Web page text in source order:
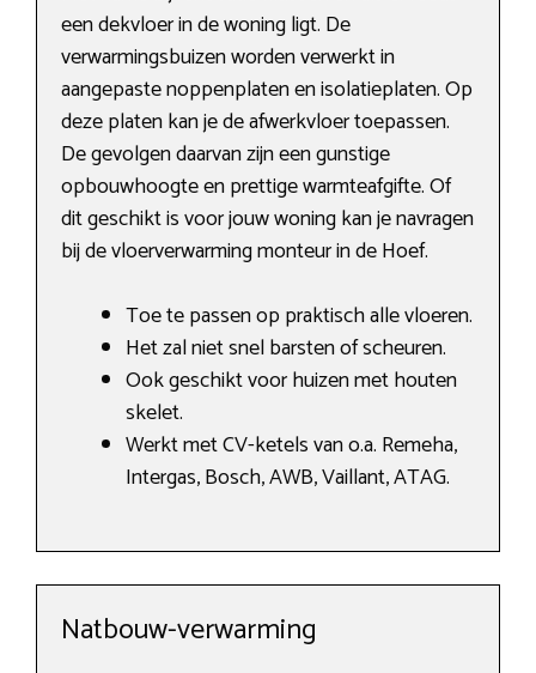
een dekvloer in de woning ligt. De
verwarmingsbuizen worden verwerkt in
aangepaste noppenplaten en isolatieplaten. Op
deze platen kan je de afwerkvloer toepassen.
De gevolgen daarvan zijn een gunstige
opbouwhoogte en prettige warmteafgifte. Of
dit geschikt is voor jouw woning kan je navragen
bij de vloerverwarming monteur in de Hoef.
Toe te passen op praktisch alle vloeren.
Het zal niet snel barsten of scheuren.
Ook geschikt voor huizen met houten
skelet.
Werkt met CV-ketels van o.a. Remeha,
Intergas, Bosch, AWB, Vaillant, ATAG.
Natbouw-verwarming